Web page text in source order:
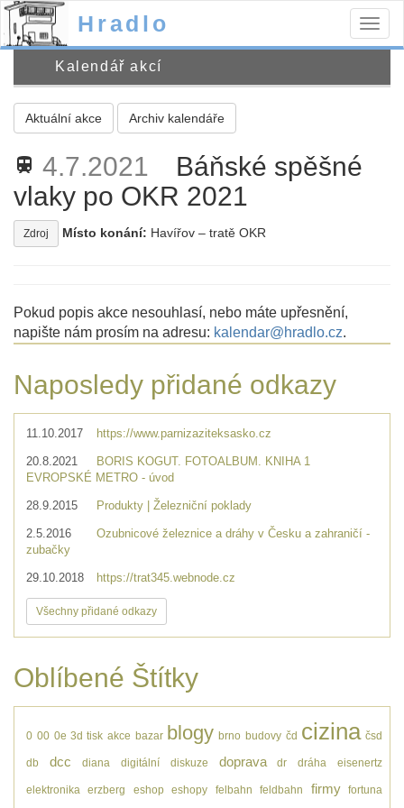
Hradlo
Kalendář akcí
Aktuální akce Archiv kalendáře
train 4.7.2021
Báňské spěšné
vlaky po OKR 2021
Zdroj Místo konání: Havířov – tratě OKR
Pokud popis akce nesouhlasí, nebo máte upřesnění,
napište nám prosím na adresu: kalendar@hradlo.cz.
Naposledy přidané odkazy
11.10.2017 https://www.parnizaziteksasko.cz
20.8.2021
BORIS KOGUT. FOTOALBUM. KNIHA 1
EVROPSKÉ METRO - úvod
28.9.2015 Produkty | Železniční poklady
2.5.2016
Ozubnicové železnice a dráhy v Česku a zahraničí -
zubačky
29.10.2018 https://trat345.webnode.cz
Všechny přidané odkazy
Oblíbené Štítky
0 00 0e 3d tisk akce bazar blogy brno budovy čd cizina čsd
db dcc diana digitální diskuze doprava dr dráha eisenertz
elektronika erzberg eshop eshopy felbahn feldbahn firmy fortuna